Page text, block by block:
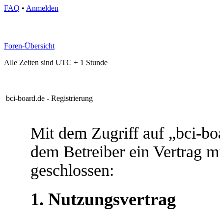
FAQ • Anmelden
Foren-Übersicht
Alle Zeiten sind UTC + 1 Stunde
bci-board.de - Registrierung
Mit dem Zugriff auf „bci-
dem Betreiber ein Vertrag
geschlossen:
1. Nutzungsvertrag